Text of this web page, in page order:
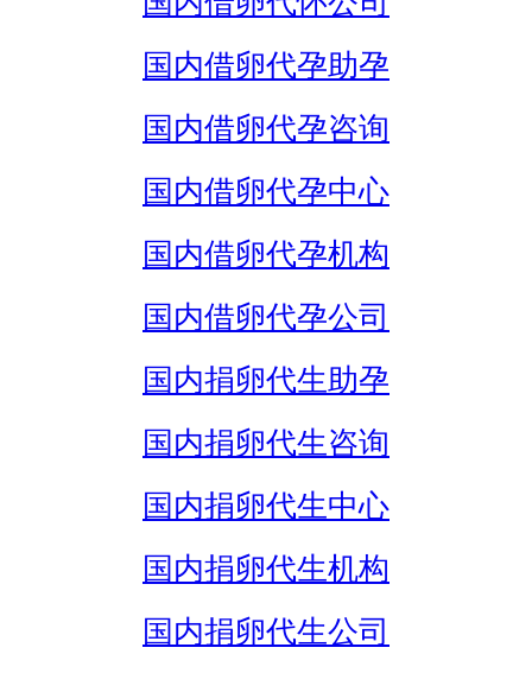
国内借卵代孕助孕
国内借卵代孕咨询
国内借卵代孕中心
国内借卵代孕机构
国内借卵代孕公司
国内捐卵代生助孕
国内捐卵代生咨询
国内捐卵代生中心
国内捐卵代生机构
国内捐卵代生公司